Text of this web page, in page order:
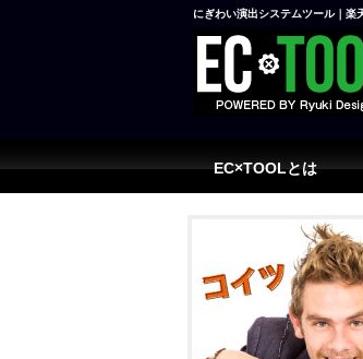
にぎわい演出システムツール｜楽
EC×TOOLとは